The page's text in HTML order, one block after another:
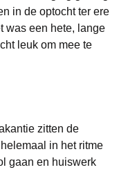
in de optocht ter ere
was een hete, lange
leuk om mee te
in het ritme
gaan en huiswerk